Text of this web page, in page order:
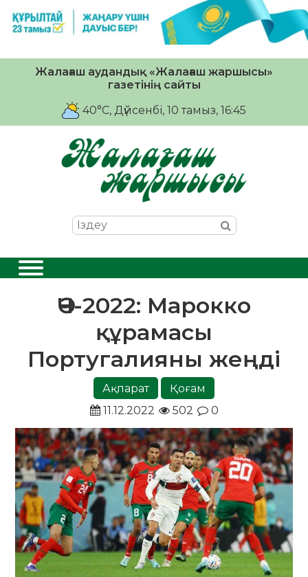
Жалағаш аудандық «Жалағаш жаршысы»
газетінің сайты
40°C, Дүйсенбі, 10 тамыз, 16:45
ӘЧ-2022: Марокко
құрамасы
Португалияны жеңді
Ақпарат
Қоғам
11.12.2022
502 0